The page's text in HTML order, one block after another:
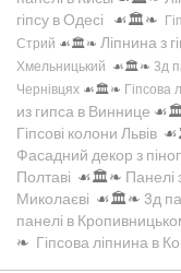
гіпсу в Одесі ☙🏛️❧
Стрий ☙🏛️❧ Ліпнина з
Хмельницький ☙🏛️❧ 3д
Чернівцях ☙🏛️❧ Гіпсова
из гипса в Виннице
Гіпсові колони Львів
Фасадний декор з
Полтаві ☙🏛️❧ Панелі
Миколаєві ☙🏛️❧ 3д
панелі в
❧ Гіпсова ліпнина в